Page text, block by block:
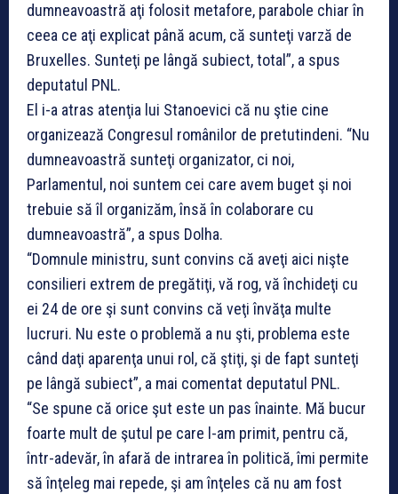
dumneavoastră aţi folosit metafore, parabole chiar în
ceea ce aţi explicat până acum, că sunteţi varză de
Bruxelles. Sunteţi pe lângă subiect, total”, a spus
deputatul PNL.
El i-a atras atenţia lui Stanoevici că nu ştie cine
organizează Congresul românilor de pretutindeni. “Nu
dumneavoastră sunteţi organizator, ci noi,
Parlamentul, noi suntem cei care avem buget şi noi
trebuie să îl organizăm, însă în colaborare cu
dumneavoastră”, a spus Dolha.
“Domnule ministru, sunt convins că aveţi aici nişte
consilieri extrem de pregătiţi, vă rog, vă închideţi cu
ei 24 de ore şi sunt convins că veţi învăţa multe
lucruri. Nu este o problemă a nu şti, problema este
când daţi aparenţa unui rol, că ştiţi, şi de fapt sunteţi
pe lângă subiect”, a mai comentat deputatul PNL.
“Se spune că orice şut este un pas înainte. Mă bucur
foarte mult de şutul pe care l-am primit, pentru că,
într-adevăr, în afară de intrarea în politică, îmi permite
să înţeleg mai repede, şi am înţeles că nu am fost